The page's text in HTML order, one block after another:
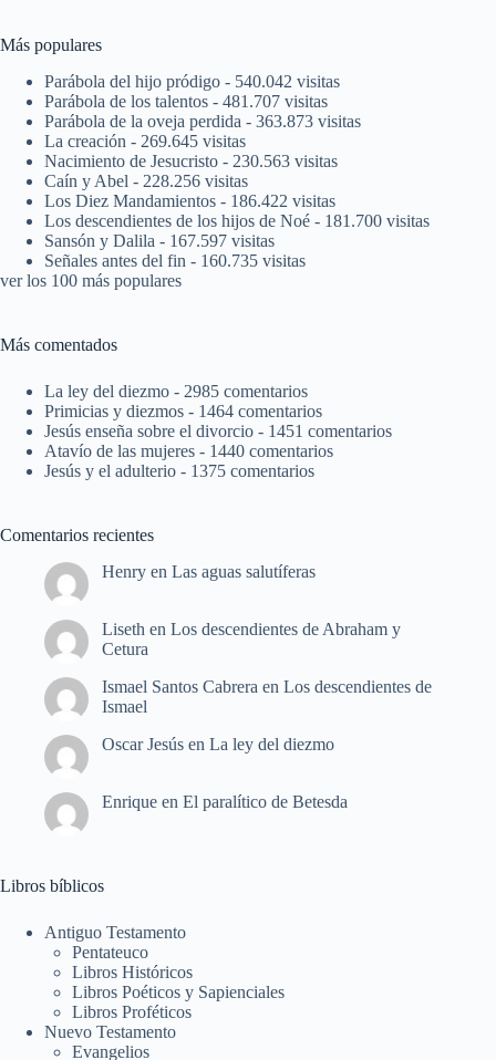
Más populares
Parábola del hijo pródigo - 540.042 visitas
Parábola de los talentos - 481.707 visitas
Parábola de la oveja perdida - 363.873 visitas
La creación - 269.645 visitas
Nacimiento de Jesucristo - 230.563 visitas
Caín y Abel - 228.256 visitas
Los Diez Mandamientos - 186.422 visitas
Los descendientes de los hijos de Noé - 181.700 visitas
Sansón y Dalila - 167.597 visitas
Señales antes del fin - 160.735 visitas
ver los 100 más populares
Más comentados
La ley del diezmo - 2985 comentarios
Primicias y diezmos - 1464 comentarios
Jesús enseña sobre el divorcio - 1451 comentarios
Atavío de las mujeres - 1440 comentarios
Jesús y el adulterio - 1375 comentarios
Comentarios recientes
Henry en Las aguas salutíferas
Liseth en Los descendientes de Abraham y
Cetura
Ismael Santos Cabrera en Los descendientes de
Ismael
Oscar Jesús en La ley del diezmo
Enrique en El paralítico de Betesda
Libros bíblicos
Antiguo Testamento
Pentateuco
Libros Históricos
Libros Poéticos y Sapienciales
Libros Proféticos
Nuevo Testamento
Evangelios